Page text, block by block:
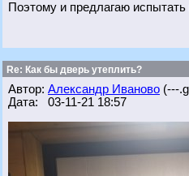
Поэтому и предлагаю
Re: Как бы дверь утеплить?
Автор: Александр Иваново (---
Дата: 03-11-21 18:57